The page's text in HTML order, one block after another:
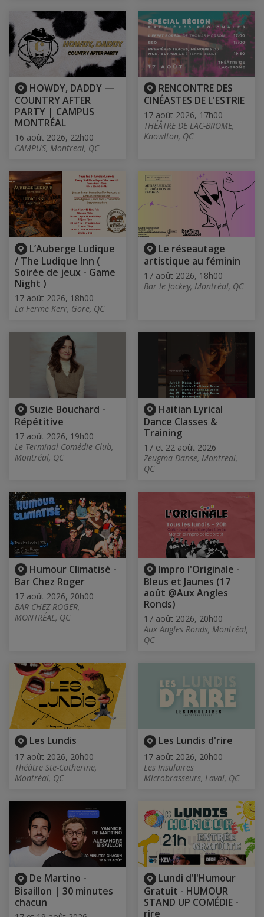
HOWDY, DADDY —
COUNTRY AFTER
PARTY | CAMPUS
MONTRÉAL
16 août 2026, 22h00
CAMPUS, Montreal, QC
RENCONTRE DES
CINÉASTES DE L'ESTRIE
17 août 2026, 17h00
THÉÂTRE DE LAC-BROME,
Knowlton, QC
L’Auberge Ludique
/ The Ludique Inn (
Soirée de jeux - Game
Night )
17 août 2026, 18h00
La Ferme Kerr, Gore, QC
Le réseautage
artistique au féminin
17 août 2026, 18h00
Bar le Jockey, Montréal, QC
Suzie Bouchard -
Répétitive
17 août 2026, 19h00
Le Terminal Comédie Club,
Montréal, QC
Haitian Lyrical
Dance Classes &
Training
17 et 22 août 2026
Zeugma Danse, Montreal,
QC
Humour Climatisé -
Bar Chez Roger
17 août 2026, 20h00
BAR CHEZ ROGER,
MONTRÉAL, QC
Impro l'Originale -
Bleus et Jaunes (17
août @Aux Angles
Ronds)
17 août 2026, 20h00
Aux Angles Ronds, Montréal,
QC
Les Lundis
17 août 2026, 20h00
Théâtre Ste-Catherine,
Montréal, QC
Les Lundis d'rire
17 août 2026, 20h00
Les Insulaires
Microbrasseurs, Laval, QC
De Martino -
Bisaillon | 30 minutes
chacun
Lundi d'l'Humour
Gratuit - HUMOUR
STAND UP COMÉDIE -
rire